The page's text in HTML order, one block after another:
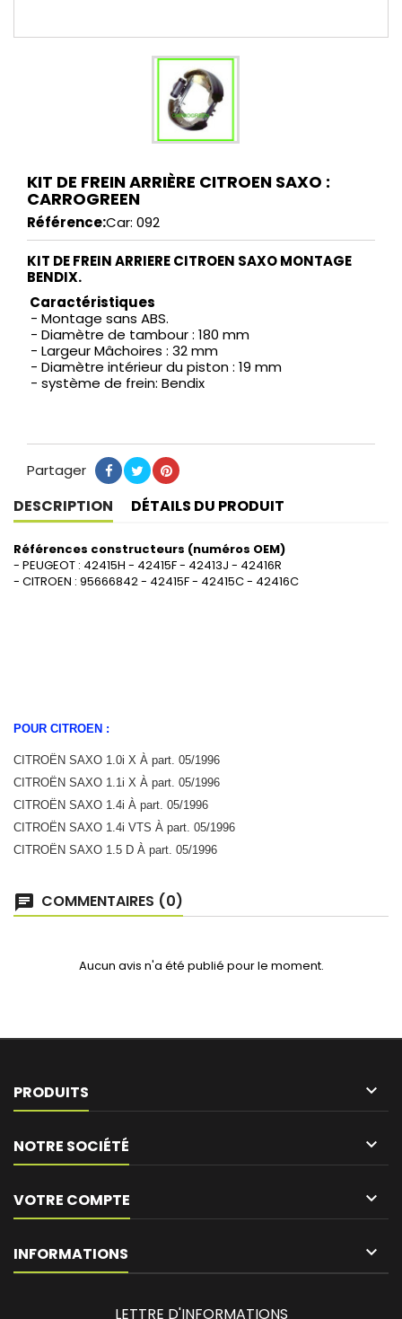
KIT DE FREIN ARRIÈRE CITROEN SAXO :
CARROGREEN
Référence:Car: 092
KIT DE FREIN ARRIERE CITROEN SAXO MONTAGE
BENDIX.
Caractéristiques
- Montage sans ABS.
- Diamètre de tambour : 180 mm
- Largeur Mâchoires : 32 mm
- Diamètre intérieur du piston : 19 mm
- système de frein: Bendix
Partager
Partager
TweetPinterest
DESCRIPTION DÉTAILS DU PRODUIT
Références constructeurs (numéros OEM)
- PEUGEOT : 42415H - 42415F - 42413J - 42416R
- CITROEN : 95666842 - 42415F - 42415C - 42416C
POUR CITROEN :
CITROËN SAXO 1.0i X À part. 05/1996
CITROËN SAXO 1.1i X À part. 05/1996
CITROËN SAXO 1.4i À part. 05/1996
CITROËN SAXO 1.4i VTS À part. 05/1996
CITROËN SAXO 1.5 D À part. 05/1996
COMMENTAIRES (0)
Aucun avis n'a été publié pour le moment.
PRODUITS 
NOTRE SOCIÉTÉ 
VOTRE COMPTE 
INFORMATIONS keyboard_arrow_down
LETTRE D'INFORMATIONS